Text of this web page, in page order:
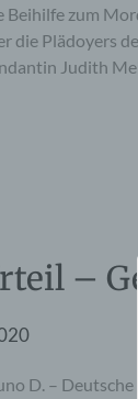
Beihilfe zum
die Plädoyers
Judith
–
D. –